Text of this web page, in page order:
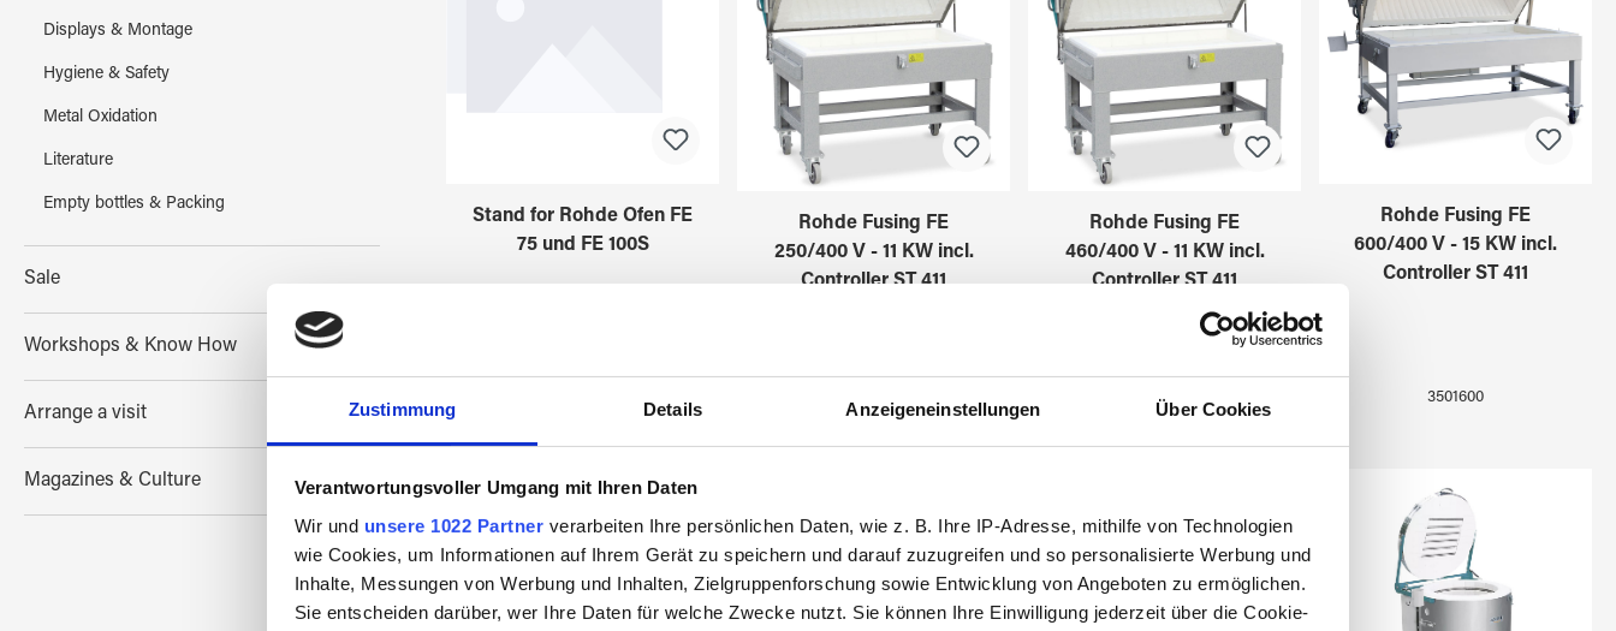
Zustimmung Details Anzeigeneinstellungen Über Cookies
Verantwortungsvoller Umgang mit Ihren Daten
Wir und unsere 1022 Partner verarbeiten Ihre persönlichen Daten, wie z. B. Ihre IP-Adresse, mithilfe von Technologien
wie Cookies, um Informationen auf Ihrem Gerät zu speichern und darauf zuzugreifen und so personalisierte Werbung und
Inhalte, Messungen von Werbung und Inhalten, Zielgruppenforschung sowie Entwicklung von Angeboten zu ermöglichen.
Sie entscheiden darüber, wer Ihre Daten für welche Zwecke nutzt. Sie können Ihre Einwilligung jederzeit über die Cookie-
Displays & Montage
Hygiene & Safety
Metal Oxidation
Literature
Empty bottles & Packing
Sale
Workshops & Know How
Arrange a visit
Magazines & Culture
Stand for Rohde Ofen FE
75 und FE 100S
Rohde Fusing FE
250/400 V - 11 KW incl.
Controller ST 411
Rohde Fusing FE
460/400 V - 11 KW incl.
Controller ST 411
3501400
Rohde Fusing FE
600/400 V - 15 KW incl.
Controller ST 411
3501600